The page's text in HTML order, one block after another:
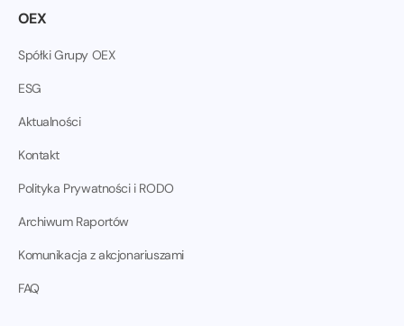
OEX
Spółki Grupy OEX
ESG
Aktualności
Kontakt
Polityka Prywatności i RODO
Archiwum Raportów
Komunikacja z akcjonariuszami
FAQ